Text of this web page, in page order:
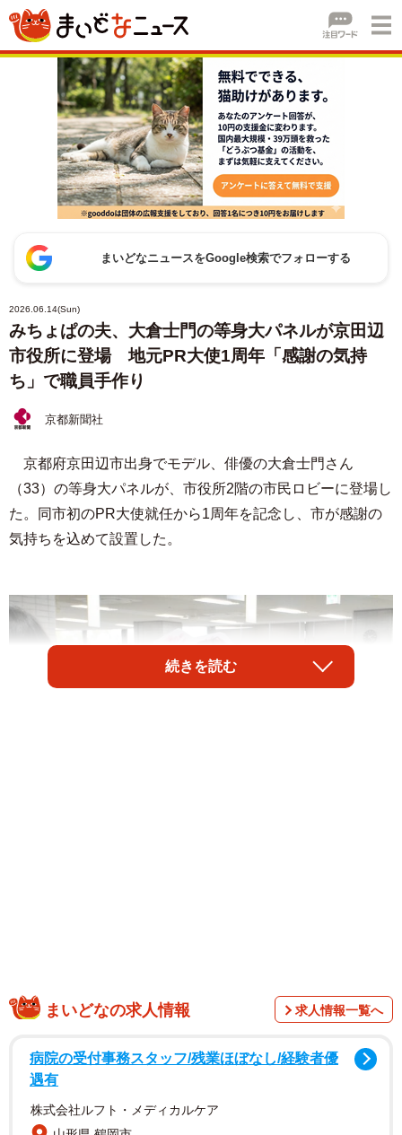
まいどなニュースをGoogle検索でフォローする
2026.06.14(Sun)
みちょぱの夫、大倉士門の等身大パネルが京田辺
市役所に登場 地元PR大使1周年「感謝の気持
ち」で職員手作り
京都新聞社
京都府京田辺市出身でモデル、俳優の大倉士門さん
（33）の等身大パネルが、市役所2階の市民ロビーに登場し
た。同市初のPR大使就任から1周年を記念し、市が感謝の
気持ちを込めて設置した。
ＰＲ大使就任から１年を記念して設置された大倉士門さんの等身大パネ
続きを読む
まいどなの求人情報 求人情報一覧へ
病院の受付事務スタッフ/残業ほぼなし/経験者優
遇有
株式会社ルフト・メディカルケア